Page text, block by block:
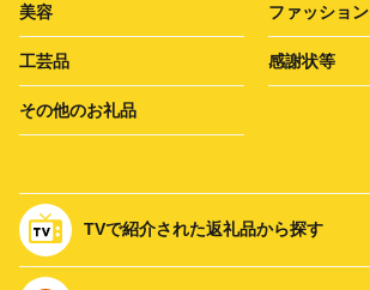
美容 ファッション
工芸品 感謝状等
その他のお礼品
TVで紹介された返礼品から探す